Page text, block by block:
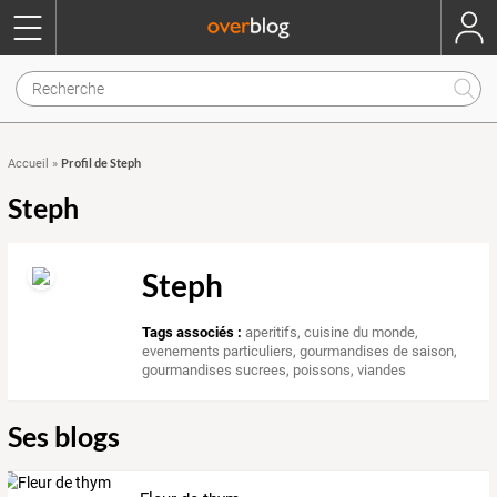
Accueil » Profil de Steph
Steph
Steph
Tags associés : aperitifs,cuisine du monde,
evenements particuliers,gourmandises de saison,
gourmandises sucrees, poissons,viandes
Ses blogs